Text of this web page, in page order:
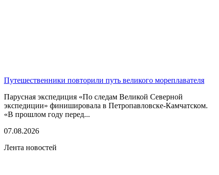
Путешественники повторили путь великого мореплавателя
Парусная экспедиция «По следам Великой Северной
экспедиции» финишировала в Петропавловске-Камчатском.
«В прошлом году перед...
07.08.2026
Лента новостей